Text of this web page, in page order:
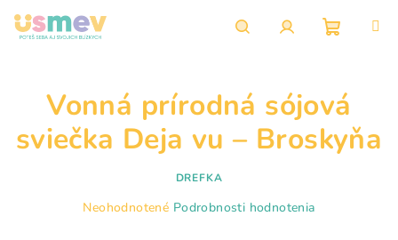
obsah
košík
Vonná prírodná sójová
sviečka Deja vu – Broskyňa
DREFKA
Priemerné
Neohodnotené Podrobnosti hodnotenia